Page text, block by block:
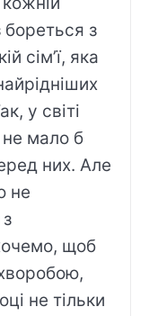
бореться з
сімʼї, яка
у світі
не мало б
них. Але
не
щоб
не тільки